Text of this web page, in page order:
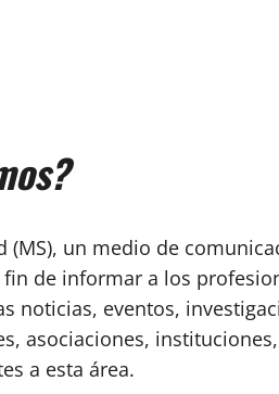
(MS), un medio de
de informar a los
noticias, eventos,
asociaciones,
a esta área.